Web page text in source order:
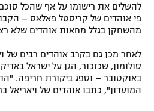
להשלים את רישומו על אף שהכל
פי אוהדים של קריסטל פאלאס –
מהשחקן בגלל מחאות אוהדים שלא
לאחר מכן גם בקרב אוהדים רבים של
באוקטובר – וספג ביקורת חריפה.
המועדון", כתבו אוהדים של ויאריאל